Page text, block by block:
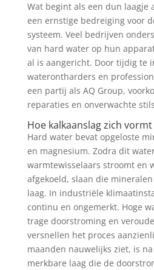
Wat begint als een dun
een ernstige bedreiging voor
systeem. Veel bedrijven
van hard water op hun
al is aangericht. Door tijdig te
waterontharders en
een partij als AQ Group,
reparaties en onverwachte
Hoe kalkaanslag zich
Hard water bevat opgeloste
en magnesium. Zodra dit
warmtewisselaars stroomt en
afgekoeld, slaan die
laag. In industriële
continu en ongemerkt. Hoge
trage doorstroming en
versnellen het proces
maanden nauwelijks ziet, is
merkbare laag die de